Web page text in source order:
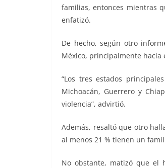
familias, entonces mientras
enfatizó.
De hecho, según otro
México, principalmente hacia
“Los tres estados
Michoacán, Guerrero y
violencia”, advirtió.
Además, resaltó que otro
al menos 21 % tienen un
No obstante, matizó que el